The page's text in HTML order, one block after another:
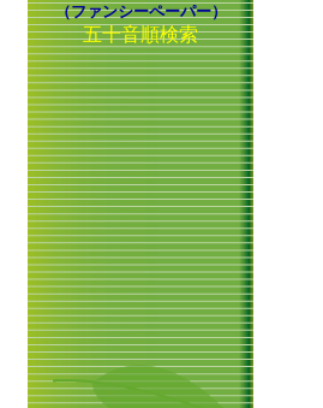
（ファンシーペーパー）
五十音順検索